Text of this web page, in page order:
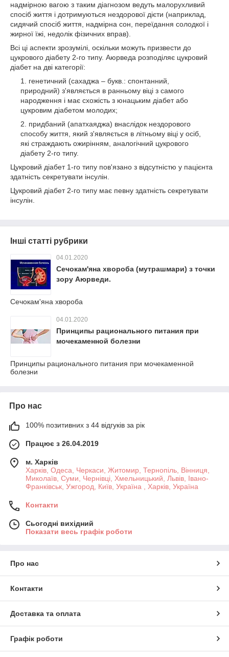
надмірною вагою з таким діагнозом ведуть малорухливий
спосіб життя і дотримуються нездорової дієти (наприклад,
сидячий спосіб життя, надмірна сон, переїдання солодкої і
жирної їжі, недолік фізичних вправ).
Всі ці аспекти зрозумілі, оскільки можуть призвести до
цукрового діабету 2-го типу. Аюрведа розподіляє цукровий
діабет на дві категорії:
генетичний (сахаджа – букв.: спонтанний,
природний) з'являється в ранньому віці з самого
народження і має схожість з юнацьким діабет або
цукровим діабетом молодих;
придбаний (апатхаяджа) внаслідок нездорового
способу життя, який з'являється в літньому віці у осіб,
які страждають ожирінням, аналогічний цукрового
діабету 2-го типу.
Цукровий діабет 1-го типу пов'язано з відсутністю у пацієнта
здатність секретувати інсулін.
Цукровий діабет 2-го типу має певну здатність секретувати
інсулін.
Інші статті рубрики
04.01.2020
Сечокам'яна хвороба (мутрашмари) з точки
зору Аюрведи.
Сечокам'яна хвороба
04.01.2020
Принципы рационального питания при
мочекаменной болезни
Принципы рационального питания при мочекаменной
болезни
Про нас
100% позитивних з 44 відгуків за рік
Працює з 26.04.2019
м. Харків
Харків, Одеса, Черкаси, Житомир, Тернопіль, Вінниця,
Миколаїв, Суми, Чернівці, Хмельницький, Львів, Івано-
Франківськ, Ужгород, Київ, Україна , Харків, Україна
Контакти
Сьогодні вихідний
Показати весь графік роботи
Про нас
Контакти
Доставка та оплата
Графік роботи